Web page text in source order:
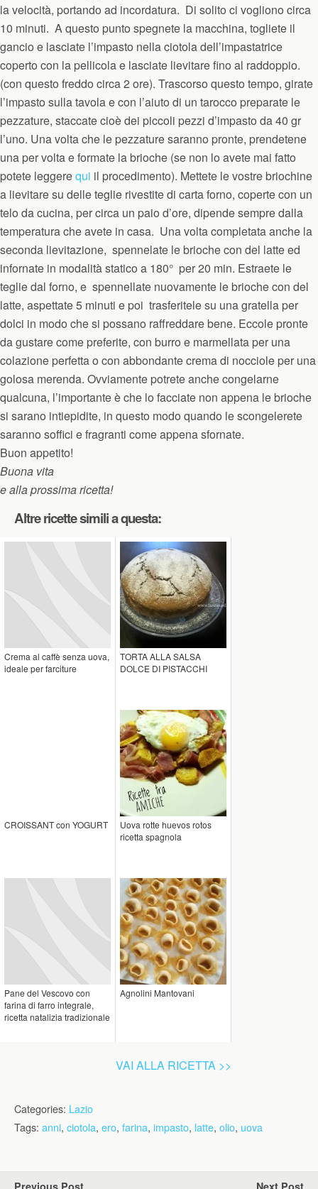
la velocità, portando ad incordatura. Di solito ci vogliono circa
10 minuti. A questo punto spegnete la macchina, togliete il
gancio e lasciate l’impasto nella ciotola dell’impastatrice
coperto con la pellicola e lasciate lievitare fino al raddoppio.
(con questo freddo circa 2 ore). Trascorso questo tempo, girate
l’impasto sulla tavola e con l’aiuto di un tarocco preparate le
pezzature, staccate cioè dei piccoli pezzi d’impasto da 40 gr
l’uno. Una volta che le pezzature saranno pronte, prendetene
una per volta e formate la brioche (se non lo avete mai fatto
potete leggerequi il procedimento). Mettete le vostre briochine
a lievitare su delle teglie rivestite di carta forno, coperte con un
telo da cucina, per circa un paio d’ore, dipende sempre dalla
temperatura che avete in casa. Una volta completata anche la
seconda lievitazione, spennelate le brioche con del latte ed
infornate in modalità statico a 180° per 20 min. Estraete le
teglie dal forno, e spennellate nuovamente le brioche con del
latte, aspettate 5 minuti e poi trasferitele su una gratella per
dolci in modo che si possano raffreddare bene. Eccole pronte
da gustare come preferite, con burro e marmellata per una
colazione perfetta o con abbondante crema di nocciole per una
golosa merenda. Ovviamente potrete anche congelarne
qualcuna, l’importante è che lo facciate non appena le brioche
si sarano intiepidite, in questo modo quando le scongelerete
saranno soffici e fragranti come appena sfornate.
Buon appetito!
Buona vita
e alla prossima ricetta!
Altre ricette simili a questa:
Crema al caffè senza uova,
ideale per farciture
TORTA ALLA SALSA
DOLCE DI PISTACCHI
CROISSANT con YOGURT
Uova rotte huevos rotos
ricetta spagnola
Pane del Vescovo con
farina di farro integrale,
ricetta natalizia tradizionale
Agnolini Mantovani
VAI ALLA RICETTA >>
Categories: Lazio
Tags: anni, ciotola, ero, farina, impasto, latte, olio, uova
Previous Post Next Post